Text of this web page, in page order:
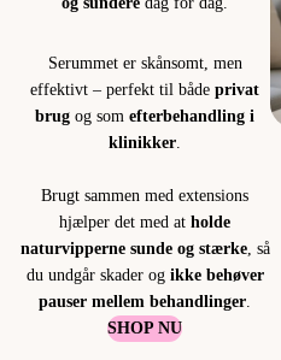
Serummet er skånsomt, men
effektivt – perfekt til både privat
brug og som efterbehandling i
klinikker
Brugt sammen med extensions
hjælper det med at holde
naturvipperne sunde og stærke, så
du undgår skader og ikke behøver
pauser mellem behandlinger
SHOP NU